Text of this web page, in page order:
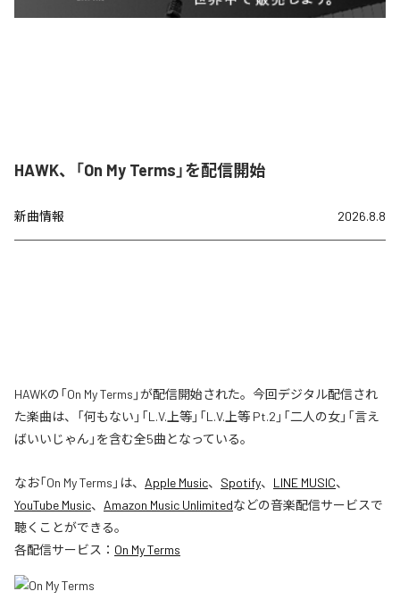
HAWK、「On My Terms」を配信開始
新曲情報 2026.8.8
HAWKの「On My Terms」が配信開始された。今回デジタル配信され
た楽曲は、「何もない」「L.V.上等」「L.V.上等 Pt.2」「二人の女」「言え
ばいいじゃん」を含む全5曲となっている。
なお「On My Terms 」は、 Apple Music、 Spotify、 LINE MUSIC、
YouTube Music、 Amazon Music Unlimitedなどの音楽配信サービスで
聴くことができる。
各配信サービス： On My Terms